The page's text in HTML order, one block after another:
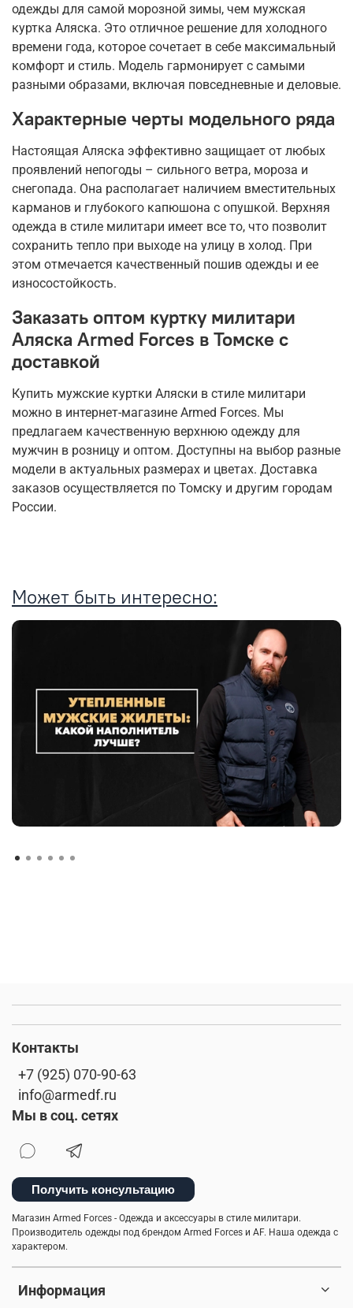
одежды для самой морозной зимы, чем мужская
куртка Аляска. Это отличное решение для холодного
времени года, которое сочетает в себе максимальный
комфорт и стиль. Модель гармонирует с самыми
разными образами, включая повседневные и деловые.
Характерные черты модельного ряда
Настоящая Аляска эффективно защищает от любых
проявлений непогоды – сильного ветра, мороза и
снегопада. Она располагает наличием вместительных
карманов и глубокого капюшона с опушкой. Верхняя
одежда в стиле милитари имеет все то, что позволит
сохранить тепло при выходе на улицу в холод. При
этом отмечается качественный пошив одежды и ее
износостойкость.
Заказать оптом куртку милитари
Аляска Armed Forces в Томске с
доставкой
Купить мужские куртки Аляски в стиле милитари
можно в интернет-магазине Armed Forces. Мы
предлагаем качественную верхнюю одежду для
мужчин в розницу и оптом. Доступны на выбор разные
модели в актуальных размерах и цветах. Доставка
заказов осуществляется по Томску и другим городам
России.
Может быть интересно:
Информация
Контакты
+7 (925) 070-90-63
info@armedf.ru
Мы в соц. сетях
Получить консультацию
Магазин Armed Forces - Одежда и аксессуары в стиле милитари.
Производитель одежды под брендом Armed Forces и AF. Наша одежда с
характером.